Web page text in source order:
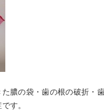
膿の袋・歯の根の破折・
す。